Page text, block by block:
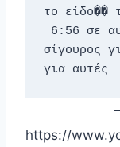
το είδο��
σίγουρος
για αυτές
https://